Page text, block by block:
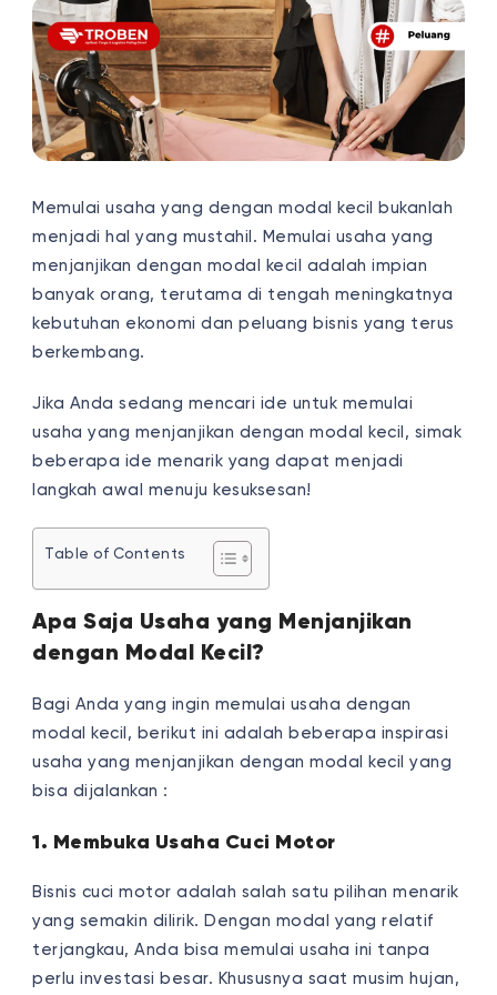
Memulai usaha yang dengan modal kecil bukanlah
menjadi hal yang mustahil. Memulai usaha yang
menjanjikan dengan modal kecil adalah impian
banyak orang, terutama di tengah meningkatnya
kebutuhan ekonomi dan peluang bisnis yang terus
berkembang.
Jika Anda sedang mencari ide untuk memulai
usaha yang menjanjikan dengan modal kecil, simak
beberapa ide menarik yang dapat menjadi
langkah awal menuju kesuksesan!
Table of Contents
Apa Saja Usaha yang Menjanjikan
dengan Modal Kecil?
Bagi Anda yang ingin memulai usaha dengan
modal kecil, berikut ini adalah beberapa inspirasi
usaha yang menjanjikan dengan modal kecil yang
bisa dijalankan :
1. Membuka Usaha Cuci Motor
Bisnis cuci motor adalah salah satu pilihan menarik
yang semakin dilirik. Dengan modal yang relatif
terjangkau, Anda bisa memulai usaha ini tanpa
perlu investasi besar. Khususnya saat musim hujan,